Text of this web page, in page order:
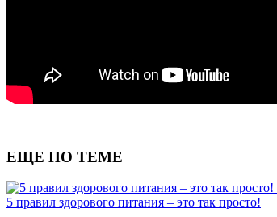
ЕЩЕ ПО ТЕМЕ
5 правил здорового питания – это так просто!